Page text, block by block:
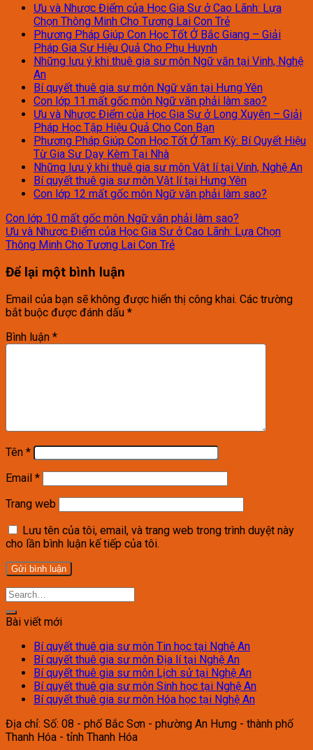
Ưu và Nhược Điểm của Học Gia Sư ở Cao Lãnh: Lựa
Chọn Thông Minh Cho Tương Lai Con Trẻ
Phương Pháp Giúp Con Học Tốt Ở Bắc Giang – Giải
Pháp Gia Sư Hiệu Quả Cho Phụ Huynh
Những lưu ý khi thuê gia sư môn Ngữ văn tại Vinh, Nghệ
An
Bí quyết thuê gia sư môn Ngữ văn tại Hưng Yên
Con lớp 11 mất gốc môn Ngữ văn phải làm sao?
Ưu và Nhược Điểm của Học Gia Sư ở Long Xuyên – Giải
Pháp Học Tập Hiệu Quả Cho Con Bạn
Phương Pháp Giúp Con Học Tốt Ở Tam Kỳ: Bí Quyết Hiệu
Từ Gia Sư Dạy Kèm Tại Nhà
Những lưu ý khi thuê gia sư môn Vật lí tại Vinh, Nghệ An
Bí quyết thuê gia sư môn Vật lí tại Hưng Yên
Con lớp 12 mất gốc môn Ngữ văn phải làm sao?
Con lớp 10 mất gốc môn Ngữ văn phải làm sao?
Ưu và Nhược Điểm của Học Gia Sư ở Cao Lãnh: Lựa Chọn
Thông Minh Cho Tương Lai Con Trẻ
Để lại một bình luận
Email của bạn sẽ không được hiển thị công khai. Các trường
bắt buộc được đánh dấu *
Bình luận *
Tên *
Email *
Trang web
Lưu tên của tôi, email, và trang web trong trình duyệt này
cho lần bình luận kế tiếp của tôi.
Bài viết mới
Bí quyết thuê gia sư môn Tin học tại Nghệ An
Bí quyết thuê gia sư môn Địa lí tại Nghệ An
Bí quyết thuê gia sư môn Lịch sử tại Nghệ An
Bí quyết thuê gia sư môn Sinh học tại Nghệ An
Bí quyết thuê gia sư môn Hóa học tại Nghệ An
Địa chỉ: Số: 08 - phố Bắc Sơn - phường An Hưng - thành phố
Thanh Hóa - tỉnh Thanh Hóa